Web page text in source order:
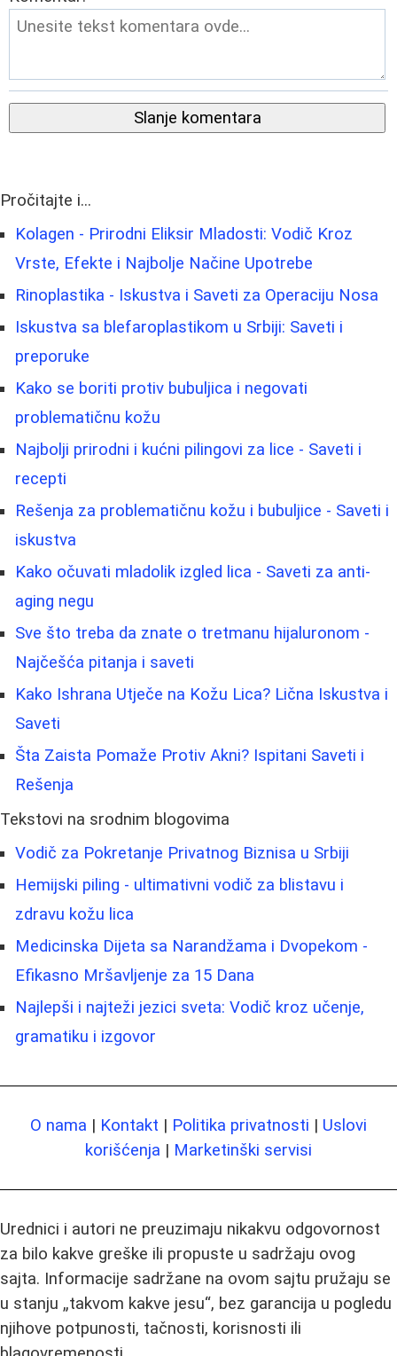
Slanje komentara
Pročitajte i...
Kolagen - Prirodni Eliksir Mladosti: Vodič Kroz
Vrste, Efekte i Najbolje Načine Upotrebe
Rinoplastika - Iskustva i Saveti za Operaciju Nosa
Iskustva sa blefaroplastikom u Srbiji: Saveti i
preporuke
Kako se boriti protiv bubuljica i negovati
problematičnu kožu
Najbolji prirodni i kućni pilingovi za lice - Saveti i
recepti
Rešenja za problematičnu kožu i bubuljice - Saveti i
iskustva
Kako očuvati mladolik izgled lica - Saveti za anti-
aging negu
Sve što treba da znate o tretmanu hijaluronom -
Najčešća pitanja i saveti
Kako Ishrana Utječe na Kožu Lica? Lična Iskustva i
Saveti
Šta Zaista Pomaže Protiv Akni? Ispitani Saveti i
Rešenja
Tekstovi na srodnim blogovima
Vodič za Pokretanje Privatnog Biznisa u Srbiji
Hemijski piling - ultimativni vodič za blistavu i
zdravu kožu lica
Medicinska Dijeta sa Narandžama i Dvopekom -
Efikasno Mršavljenje za 15 Dana
Najlepši i najteži jezici sveta: Vodič kroz učenje,
gramatiku i izgovor
O nama | Kontakt | Politika privatnosti | Uslovi
korišćenja | Marketinški servisi
Urednici i autori ne preuzimaju nikakvu odgovornost
za bilo kakve greške ili propuste u sadržaju ovog
sajta. Informacije sadržane na ovom sajtu pružaju se
u stanju „takvom kakve jesu“, bez garancija u pogledu
njihove potpunosti, tačnosti, korisnosti ili